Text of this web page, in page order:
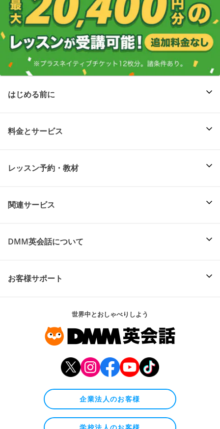
はじめる前に
料金とサービス
レッスン予約・教材
関連サービス
DMM英会話について
お客様サポート
世界中とおしゃべりしよう
企業法人のお客様